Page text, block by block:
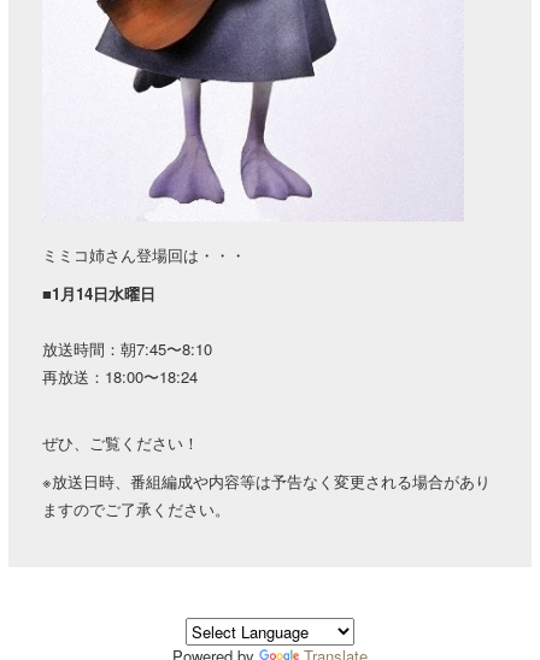
ミミコ姉さん登場回は・・・
■1月14日水曜日
放送時間：朝7:45〜8:10
再放送：18:00〜18:24
ぜひ、ご覧ください！
※放送日時、番組編成や内容等は予告なく変更される場合があり
ますのでご了承ください。
Powered by Translate